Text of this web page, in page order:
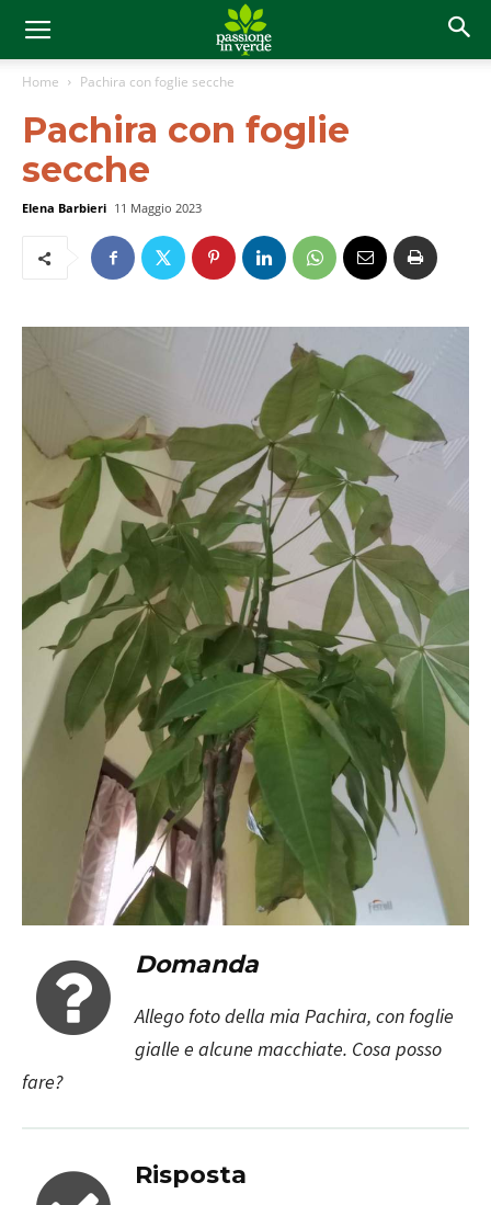
Home Pachira con foglie secche
Pachira con foglie
secche
Elena Barbieri 11 Maggio 2023
Domanda
Allego foto della mia Pachira, con foglie
gialle e alcune macchiate. Cosa posso
fare?
Risposta